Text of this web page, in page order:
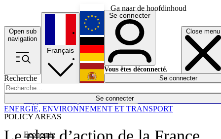
Ga naar de hoofdinhoud
Open sub
navigation
Close menu
Recherche
Se connecter
POLICY AREAS
Economie
Économie
Français
English
Deutsch
Español
Se connecter
Vous êtes déconnecté.
Se connecter
ENERGIE, ENVIRONNEMENT ET TRANSPORT